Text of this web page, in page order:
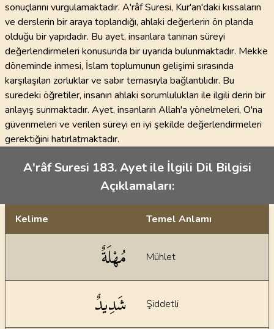
sonuçlarını vurgulamaktadır. A'râf Suresi, Kur'an'daki kıssaların
ve derslerin bir araya toplandığı, ahlaki değerlerin ön planda
olduğu bir yapıdadır. Bu ayet, insanlara tanınan süreyi
değerlendirmeleri konusunda bir uyarıda bulunmaktadır. Mekke
döneminde inmesi, İslam toplumunun gelişimi sırasında
karşılaşılan zorluklar ve sabır temasıyla bağlantılıdır. Bu
suredeki öğretiler, insanın ahlaki sorumlulukları ile ilgili derin bir
anlayış sunmaktadır. Ayet, insanların Allah'a yönelmeleri, O'na
güvenmeleri ve verilen süreyi en iyi şekilde değerlendirmeleri
gerektiğini hatırlatmaktadır.
A'râf Suresi 183. Ayet ile İlgili Dil Bilgisi
Açıklamaları:
Kelime Temel Anlamı
مُهْلَةٌ Mühlet
شَدِيدٌ Şiddetli